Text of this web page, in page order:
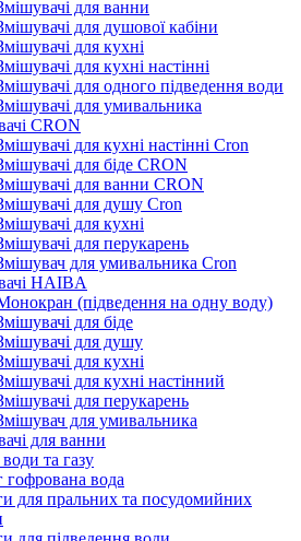
для ванни
для душової кабіни
для кухні
для кухні настінні
для одного підведення води
для умивальника
CRON
для кухні настінні Cron
для біде CRON
для ванни CRON
для душу Cron
для кухні
для перукарень
для умивальника Cron
HAIBA
(підведення на одну воду)
для біде
для душу
для кухні
для кухні настінний
для перукарень
для умивальника
для ванни
та газу
вода
для пральних та посудомийних